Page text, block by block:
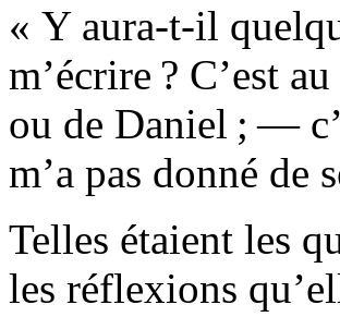
« Y aura-t-il
m’écrire ? C’est
ou de Daniel ; —
m’a pas donné de
Telles étaient les
les réflexions